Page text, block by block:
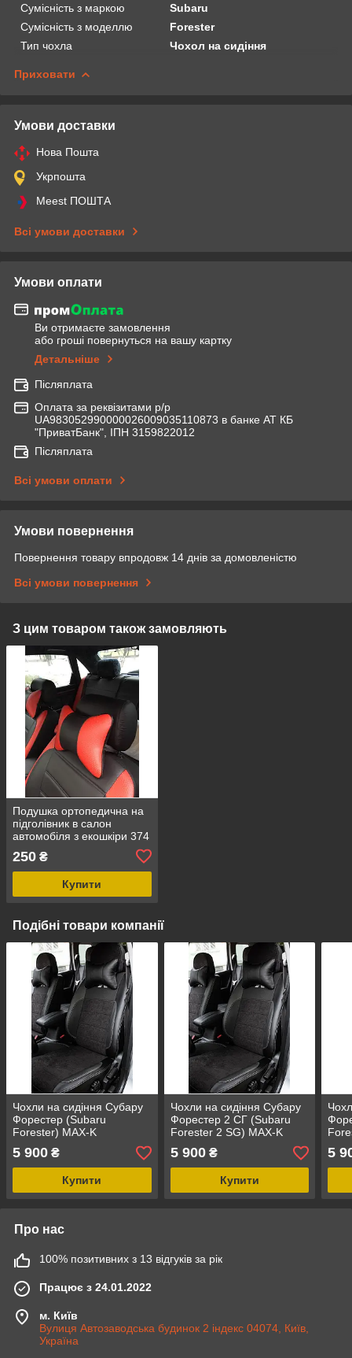
Сумісність з маркою
Subaru
Сумісність з моделлю
Forester
Тип чохла
Чохол на сидіння
Приховати
Умови доставки
Нова Пошта
Укрпошта
Meest ПОШТА
Всі умови доставки
Умови оплати
Ви отримаєте замовлення
або гроші повернуться на вашу картку
Детальніше
Післяплата
Оплата за реквізитами р/р
UA983052990000026009035110873 в банке АТ КБ
"ПриватБанк", ІПН 3159822012
Післяплата
Всі умови оплати
Умови повернення
Повернення товару впродовж 14 днів за домовленістю
Всі умови повернення
З цим товаром також замовляють
Подушка ортопедична на
підголівник в салон
автомобіля з екошкіри 374
250 ₴
Купити
Подібні товари компанії
Чохли на сидіння Субару
Форестер (Subaru
Forester) MAX-K
комбіновані аригона
алькантара
5 900 ₴
Купити
Чохли на сидіння Субару
Форестер 2 СГ (Subaru
Forester 2 SG) MAX-K
комбіновані аригона
алькантара
5 900₴
Купити
5
Про нас
100% позитивних з 13 відгуків за рік
Працює з 24.01.2022
м. Київ
Вулиця Автозаводська будинок 2 індекс 04074, Київ,
Україна